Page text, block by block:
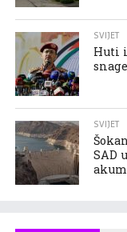
SVIJET
Huti
SVIJET
SAD